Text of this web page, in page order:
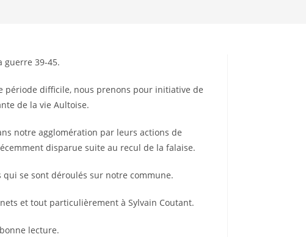
guerre 39-45.
période difficile, nous prenons pour initiative de
de la vie Aultoise.
notre agglomération par leurs actions de
disparue suite au recul de la falaise.
se sont déroulés sur notre commune.
et tout particulièrement à Sylvain Coutant.
lecture.